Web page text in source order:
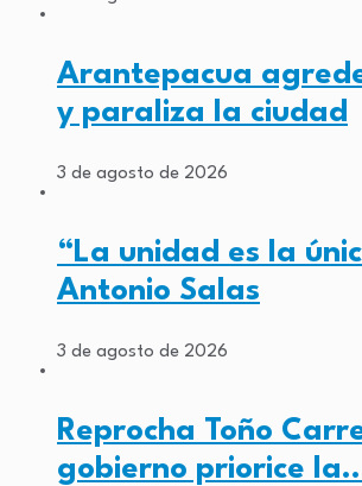
Arantepacua
y paraliza la ciudad
3 de agosto de 2026
“La unidad es la
Antonio Salas
3 de agosto de 2026
Reprocha Toño
gobierno priorice